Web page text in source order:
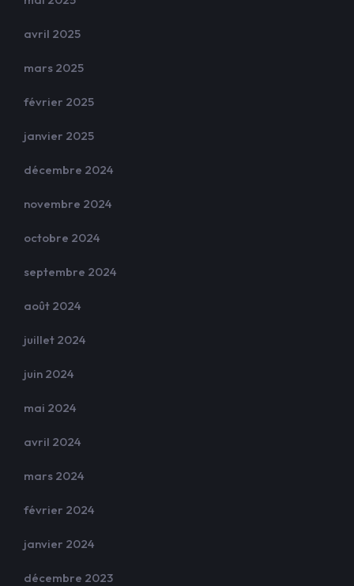
avril 2025
mars 2025
février 2025
janvier 2025
décembre 2024
novembre 2024
octobre 2024
septembre 2024
août 2024
juillet 2024
juin 2024
mai 2024
avril 2024
mars 2024
février 2024
janvier 2024
décembre 2023